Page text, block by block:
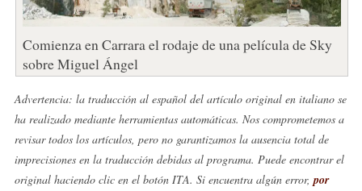
Comienza en Carrara el rodaje de una película de Sky
sobre Miguel Ángel
Advertencia: la traducción al español del artículo original en italiano se
ha realizado mediante herramientas automáticas. Nos comprometemos a
revisar todos los artículos, pero no garantizamos la ausencia total de
imprecisiones en la traducción debidas al programa. Puede encontrar el
original haciendo clic en el botón ITA. Si encuentra algún error, por